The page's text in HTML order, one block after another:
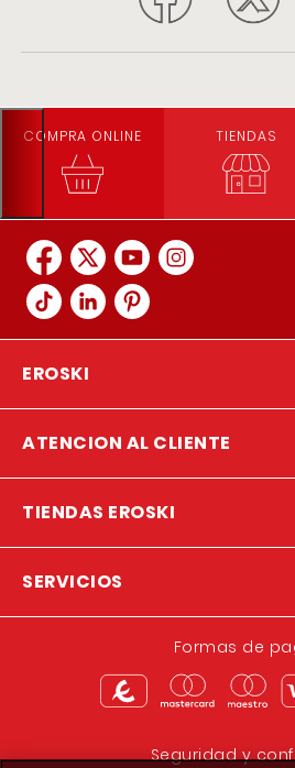
COMPRA ONLINE TIENDAS
EROSKI
ATENCION AL CLIENTE
TIENDAS EROSKI
SERVICIOS
Formas de
Seguridad y